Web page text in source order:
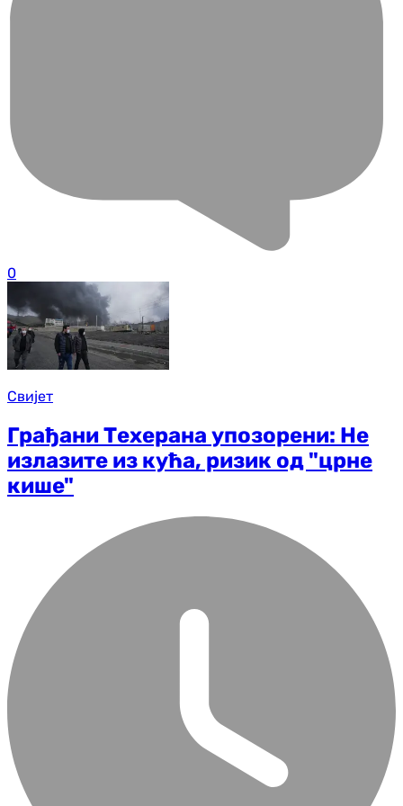
0
Свијет
Грађани Техерана упозорени: Не
излазите из кућа, ризик од "црне
кише"